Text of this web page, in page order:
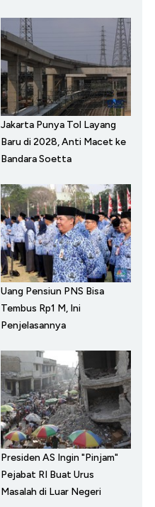
Jakarta Punya Tol Layang
Baru di 2028, Anti Macet ke
Bandara Soetta
Uang Pensiun PNS Bisa
Tembus Rp1 M, Ini
Penjelasannya
Presiden AS Ingin "Pinjam"
Pejabat RI Buat Urus
Masalah di Luar Negeri